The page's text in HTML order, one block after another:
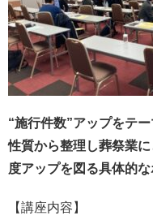
“施行件数”アップをテ
性質から整理し葬祭業
度アップを図る具体的
【講座内容】